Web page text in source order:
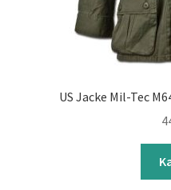
US Jacke Mil-Tec